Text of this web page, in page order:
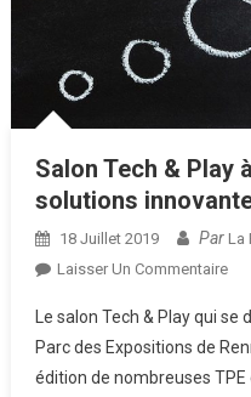
Salon Tech & Play
solutions
18 Juillet 2019 Par La
Laisser Un CommentaireSur
&
Le salon Tech & Play qui
Parc des Expositions de
édition de nombreuses TPE